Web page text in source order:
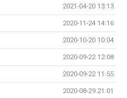
2021-04-20 13:13
2020-11-24 14:16
2020-10-20 10:04
2020-09-22 12:08
2020-09-22 11:55
2020-08-29 21:01